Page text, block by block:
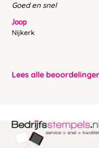
Goed en snel
Joop
Nijkerk
Lees alle